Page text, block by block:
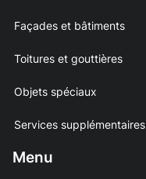
Façades et bâtiments
Toitures et gouttières
Objets spéciaux
Services supplémentaires
Menu